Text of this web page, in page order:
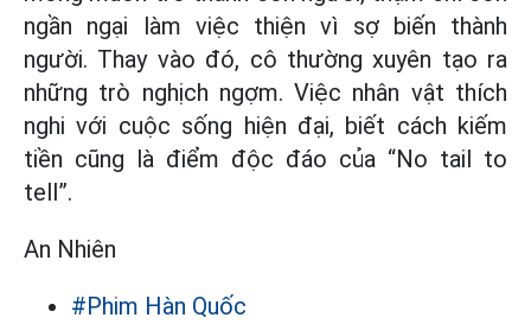
ngần ngại làm việc thiện vì sợ biến thành
người. Thay vào đó, cô thường xuyên tạo ra
những trò nghịch ngợm. Việc nhân vật thích
nghi với cuộc sống hiện đại, biết cách kiếm
tiền cũng là điểm độc đáo của “No tail to
tell”.
An Nhiên
#Phim Hàn Quốc